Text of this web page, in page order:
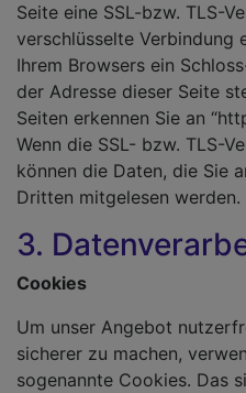
Seite eine SSL-bzw. TLS-
verschlüsselte Verbindung
Ihrem Browsers ein
der Adresse dieser Seite
Seiten erkennen Sie an
Wenn die SSL- bzw. TLS-
können die Daten, die Sie
Dritten mitgelesen werden.
3.
Cookies
Um unser Angebot
sicherer zu machen,
sogenannte Cookies. Das